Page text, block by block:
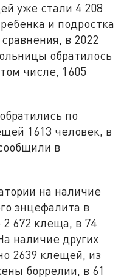
уже стали 4 208
и подростка
в 2022
обратилось
числе, 1605
по
1613 человек, в
в
на наличие
энцефалита в
672 клеща, в 74
наличие других
2639 клещей, из
боррелии, в 61